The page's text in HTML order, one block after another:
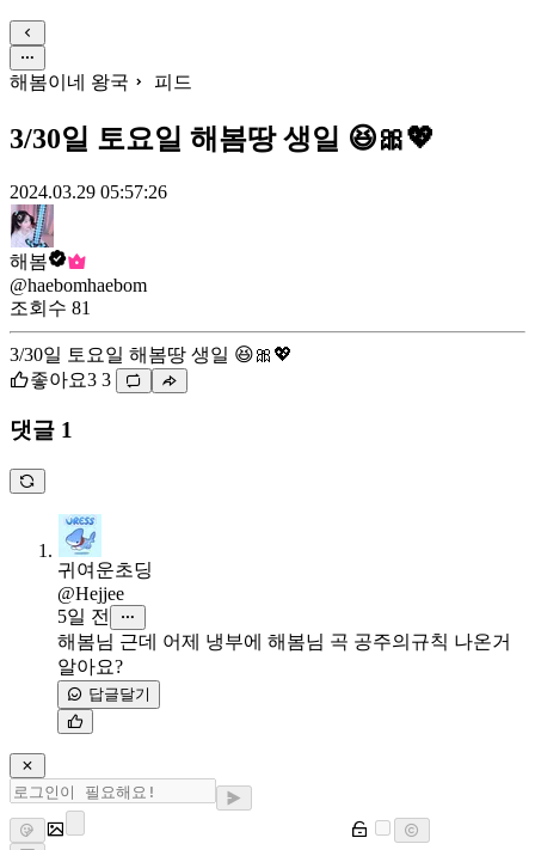
해봄이네 왕국 피드
3/30일 토요일 해봄땅 생일 😆🎀💖
2024.03.29 05:57:26
해봄
@haebomhaebom
조회수 81
3/30일 토요일 해봄땅 생일 😆🎀💖
좋아요3 3
댓글 1
귀여운초딩
@Hejjee
5일 전
해봄님 근데 어제 냉부에 해봄님 곡 공주의규칙 나온거
알아요?
답글달기